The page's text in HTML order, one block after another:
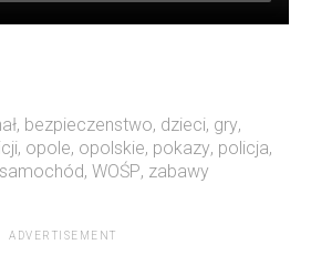
, bezpieczenstwo, dzieci, gry,
, opole, opolskie, pokazy, policja,
samochód, WOŚP, zabawy
ADVERTISEMENT